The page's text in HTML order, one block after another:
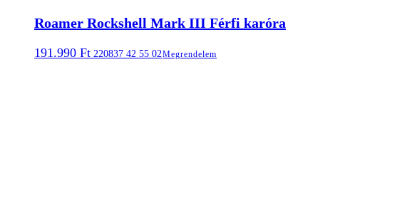
Roamer Rockshell Mark III Férfi karóra
191.990 Ft 220837 42 55 02Megrendelem